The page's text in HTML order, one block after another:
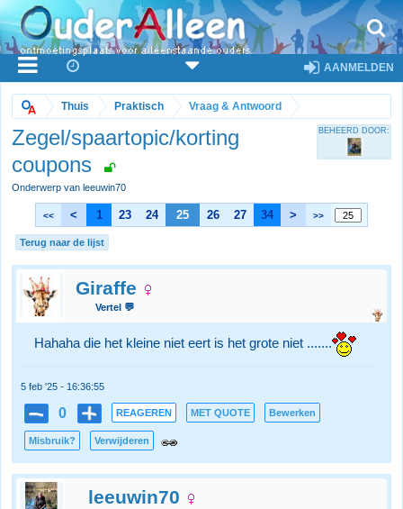
AANMELDEN
Thuis Praktisch Vraag & Antwoord
Zegel/spaartopic/korting
coupons
Onderwerp van leeuwin70
BEHEERD DOOR:
<< < 1 23 24 25 26 27 34 > >>
Terug naar de lijst
Giraffe
Vertel 💬
Hahaha die het kleine niet eert is het grote niet .......
5 feb '25 - 16:36:55
0 REAGEREN MET QUOTE Bewerken
Misbruik? Verwijderen
leeuwin70